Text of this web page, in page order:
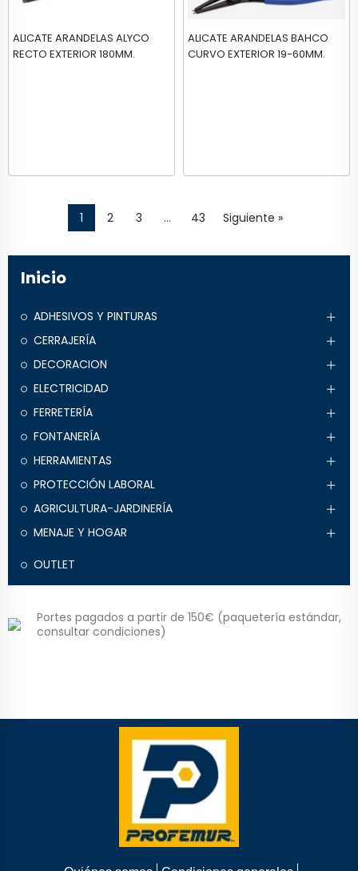
ALICATE ARANDELAS ALYCO
RECTO EXTERIOR 180MM.
ALICATE ARANDELAS BAHCO
CURVO EXTERIOR 19-60MM.
1 2 3 … 43 Siguiente »
Inicio
ADHESIVOS Y PINTURAS
CERRAJERÍA
DECORACION
ELECTRICIDAD
FERRETERÍA
FONTANERÍA
HERRAMIENTAS
PROTECCIÓN LABORAL
AGRICULTURA-JARDINERÍA
MENAJE Y HOGAR
OUTLET
Portes pagados a partir de 150€ (paquetería estándar,
consultar condiciones)